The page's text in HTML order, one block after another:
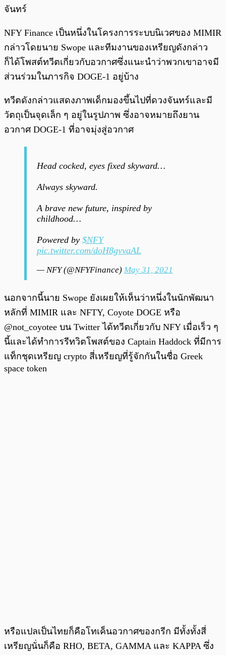
จันทร์
NFY Finance เป็นหนึ่งในโครงการระบบนิเวศของ MIMIR
กล่าวโดยนาย Swope และทีมงานของเหรียญดังกล่าว
ก็ได้โพสต์ทวีตเกี่ยวกับอวกาศซึ่งแนะนำว่าพวกเขาอาจมี
ส่วนร่วมในภารกิจ DOGE-1 อยู่บ้าง
ทวีตดังกล่าวแสดงภาพเด็กมองขึ้นไปที่ดวงจันทร์และมี
วัตถุเป็นจุดเล็ก ๆ อยู่ในรูปภาพ ซึ่งอาจหมายถึงยาน
อวกาศ DOGE-1 ที่อาจมุ่งสู่อวกาศ
Head cocked, eyes fixed skyward…
Always skyward.
A brave new future, inspired by
childhood…
Powered by $NFY
pic.twitter.com/doH8gvvaAL
— NFY (@NFYFinance) May 31, 2021
นอกจากนี้นาย Swope ยังเผยให้เห็นว่าหนึ่งในนักพัฒนา
หลักที่ MIMIR และ NFTY, Coyote DOGE หรือ
@not_coyotee บน Twitter ได้ทวีตเกี่ยวกับ NFY เมื่อเร็ว ๆ
นี้และได้ทำการรีทวิตโพสต์ของ Captain Haddock ที่มีการ
แท็กชุดเหรียญ crypto สี่เหรียญที่รู้จักกันในชื่อ Greek
space token
หรือแปลเป็นไทยก็คือโทเค็นอวกาศของกรีก มีทั้งทั้งสี่
เหรียญนั่นก็คือ RHO, BETA, GAMMA และ KAPPA ซึ่ง